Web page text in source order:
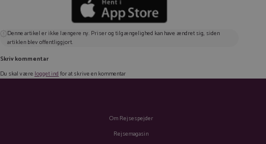
Denne artikel er ikke længere ny. Priser og tilgængelighed kan have ændret sig, siden
artiklen blev offentliggjort.
Skriv kommentar
Du skal værelogget indfor at skrive en kommentar
Om Rejsespejder
Rejsemagasin